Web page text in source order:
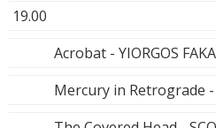
19.00
Acrobat - YIORGOS
Mercury in Retrograde -